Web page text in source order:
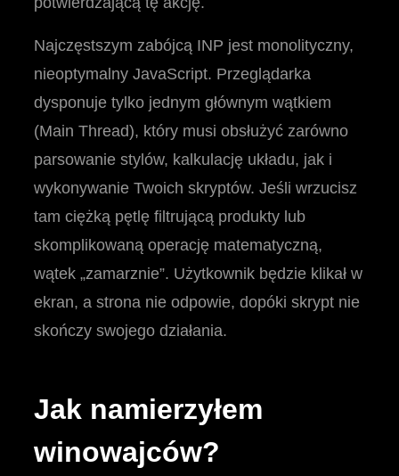
Najczęstszym zabójcą INP jest monolityczny,
nieoptymalny JavaScript. Przeglądarka
dysponuje tylko jednym głównym wątkiem
(Main Thread), który musi obsłużyć zarówno
parsowanie stylów, kalkulację układu, jak i
wykonywanie Twoich skryptów. Jeśli wrzucisz
tam ciężką pętlę filtrującą produkty lub
skomplikowaną operację matematyczną,
wątek „zamarznie”. Użytkownik będzie klikał w
ekran, a strona nie odpowie, dopóki skrypt nie
skończy swojego działania.
Jak namierzyłem
winowajców?